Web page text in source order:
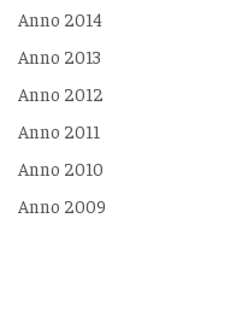
Anno 2014
Anno 2013
Anno 2012
Anno 2011
Anno 2010
Anno 2009